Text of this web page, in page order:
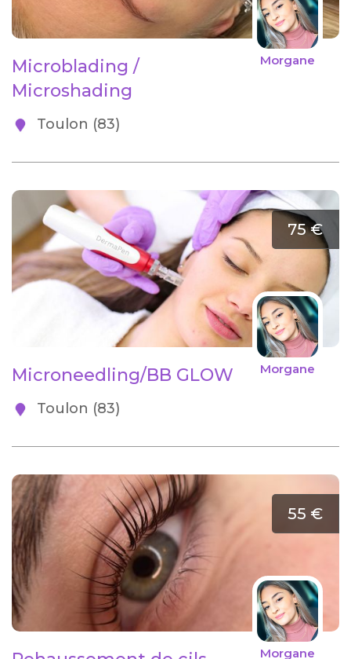
Morgane
Microblading /
Microshading
Toulon (83)
75 €
Morgane
Microneedling/BB GLOW
Toulon (83)
55 €
Morgane